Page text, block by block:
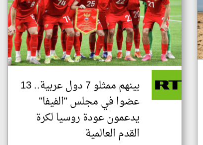
بينهم ممثلو 7 دول عربية.. 13
عضوا في مجلس "الفيفا"
يدعمون عودة روسيا لكرة
القدم العالمية